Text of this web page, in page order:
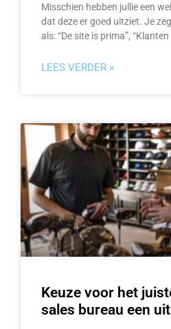
Misschien hebben jullie een
dat deze er goed uitziet. Je
als: “De site is prima”,
LEES VERDER »
Keuze voor het
sales bureau een